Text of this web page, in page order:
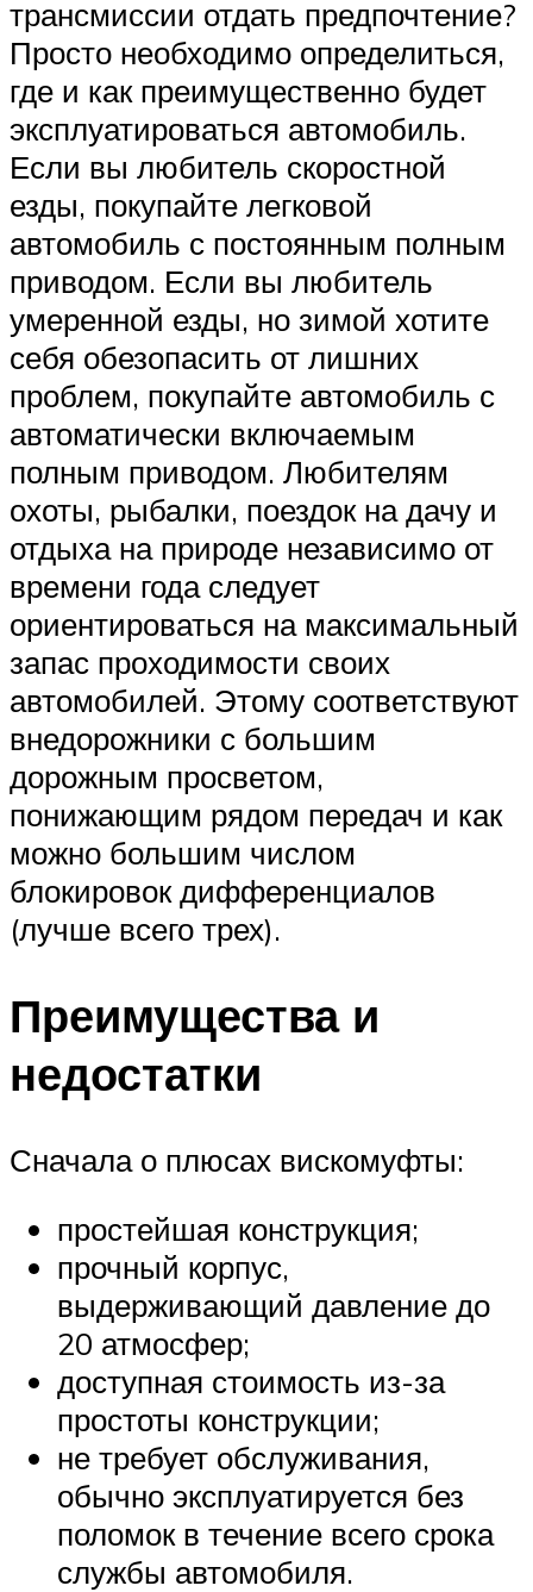
трансмиссии отдать предпочтение?
Просто необходимо определиться,
где и как преимущественно будет
эксплуатироваться автомобиль.
Если вы любитель скоростной
езды, покупайте легковой
автомобиль с постоянным полным
приводом. Если вы любитель
умеренной езды, но зимой хотите
себя обезопасить от лишних
проблем, покупайте автомобиль с
автоматически включаемым
полным приводом. Любителям
охоты, рыбалки, поездок на дачу и
отдыха на природе независимо от
времени года следует
ориентироваться на максимальный
запас проходимости своих
автомобилей. Этому соответствуют
внедорожники с большим
дорожным просветом,
понижающим рядом передач и как
можно большим числом
блокировок дифференциалов
(лучше всего трех).
Преимущества и
недостатки
Сначала о плюсах вискомуфты:
простейшая конструкция;
прочный корпус,
выдерживающий давление до
20 атмосфер;
доступная стоимость из-за
простоты конструкции;
не требует обслуживания,
обычно эксплуатируется без
поломок в течение всего срока
службы автомобиля.